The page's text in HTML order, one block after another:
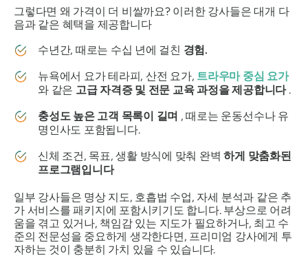
그렇다면 왜 가격이 더 비쌀까요? 이러한 강사들은 대개 다
음과 같은 혜택을 제공합니다
수년간, 때로는 수십 년에 걸친 경험.
뉴욕에서 요가 테라피, 산전 요가, 트라우마 중심 요가
와 같은 고급 자격증 및 전문 교육 과정을 제공합니다.
충성도 높은 고객 목록이 길며 , 때로는 운동선수나 유
명인사도 포함됩니다.
신체 조건, 목표, 생활 방식에 맞춰 완벽하게 맞춤화된
프로그램입니다
일부 강사들은 명상 지도, 호흡법 수업, 자세 분석과 같은 추
가 서비스를 패키지에 포함시키기도 합니다. 부상으로 어려
움을 겪고 있거나, 책임감 있는 지도가 필요하거나, 최고 수
준의 전문성을 중요하게 생각한다면, 프리미엄 강사에게 투
자하는 것이 충분히 가치 있을 수 있습니다.